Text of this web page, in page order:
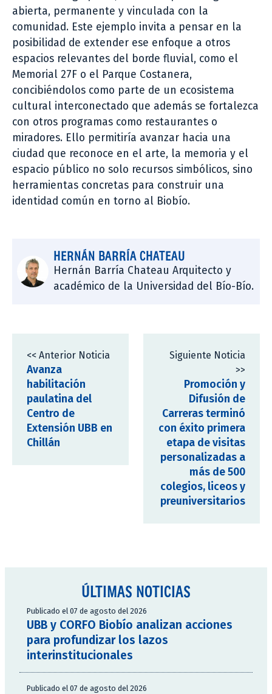
abierta, permanente y vinculada con la
comunidad. Este ejemplo invita a pensar en la
posibilidad de extender ese enfoque a otros
espacios relevantes del borde fluvial, como el
Memorial 27F o el Parque Costanera,
concibiéndolos como parte de un ecosistema
cultural interconectado que además se fortalezca
con otros programas como restaurantes o
miradores. Ello permitiría avanzar hacia una
ciudad que reconoce en el arte, la memoria y el
espacio público no solo recursos simbólicos, sino
herramientas concretas para construir una
identidad común en torno al Biobío.
HERNÁN BARRÍA CHATEAU
Hernán Barría Chateau Arquitecto y
académico de la Universidad del Bío-Bío.
<< Anterior Noticia
Avanza
habilitación
paulatina del
Centro de
Extensión UBB en
Chillán
Siguiente Noticia
>>
Promoción y
Difusión de
Carreras terminó
con éxito primera
etapa de visitas
personalizadas a
más de 500
colegios, liceos y
preuniversitarios
ÚLTIMAS NOTICIAS
Publicado el 07 de agosto del 2026
UBB y CORFO Biobío analizan acciones
para profundizar los lazos
interinstitucionales
Publicado el 07 de agosto del 2026